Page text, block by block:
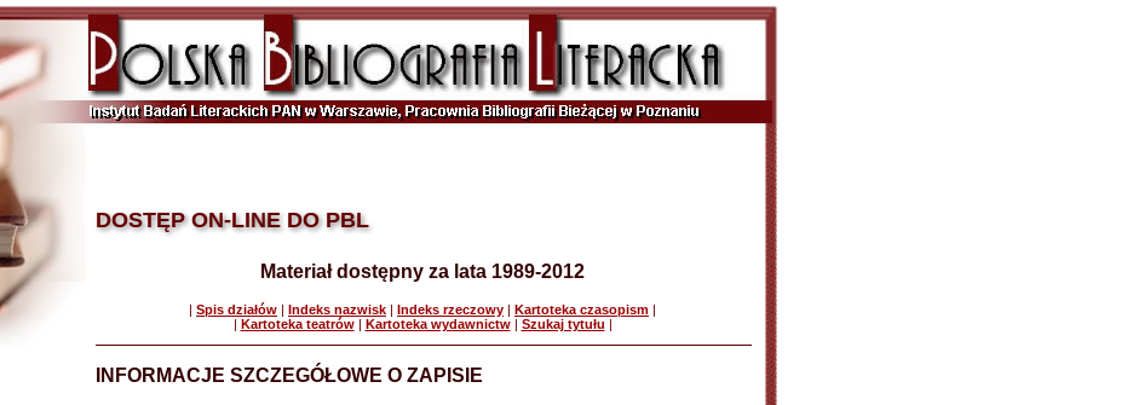
DOSTĘP ON-LINE DO PBL
Materiał dostępny za lata 1989-2012
| Spis działów | Indeks nazwisk | Indeks rzeczowy | Kartoteka czasopism |
| Kartoteka teatrów| Kartoteka wydawnictw| Szukaj tytułu |
INFORMACJE SZCZEGÓŁOWE O ZAPISIE